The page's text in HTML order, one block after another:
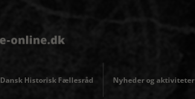
Dansk Historisk Fællesråd Nyheder og aktiviteter